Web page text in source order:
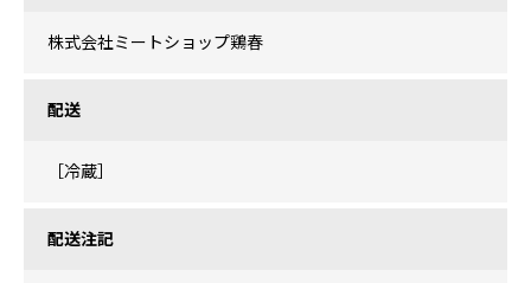
株式会社ミートショップ鶏春
配送
［冷蔵］
配送注記